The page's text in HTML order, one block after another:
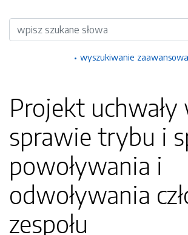
Wyszukiwarka
wyszukiwanie
Projekt uchwały
sprawie trybu i
powoływania i
odwoływania
zespołu